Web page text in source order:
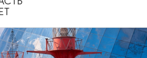
библиотека им. В.